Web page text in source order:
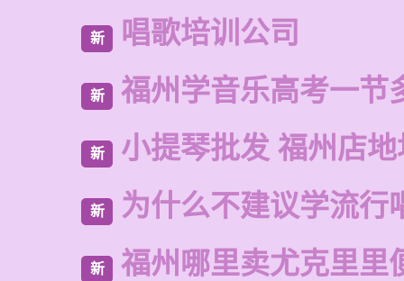
新 唱歌培训公司
新 福州学音乐高考一节
新 小提琴批发 福州店
新 为什么不建议学流行
新 福州哪里卖尤克里里